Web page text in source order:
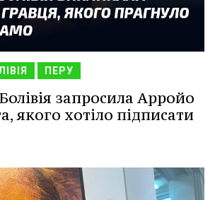
ПЕРУ
запросила Арройо
якого хотіло підписати